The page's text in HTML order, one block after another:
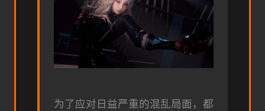
为了应对日益严重的混乱局面，都